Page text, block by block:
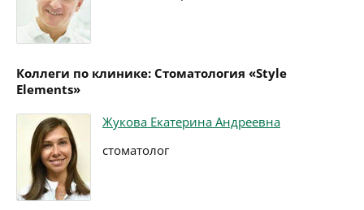
Коллеги по клинике: Стоматология «Style
Elements»
Жукова Екатерина Андреевна
стоматолог